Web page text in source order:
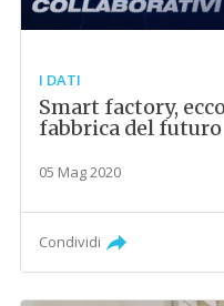
I DATI
Smart factory,
fabbrica del futuro
05 Mag 2020
Condividi